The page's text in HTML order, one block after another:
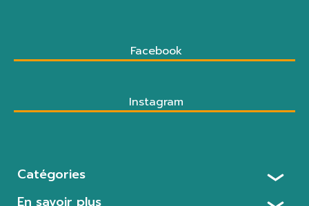
Facebook
Instagram
Catégories
En savoir plus